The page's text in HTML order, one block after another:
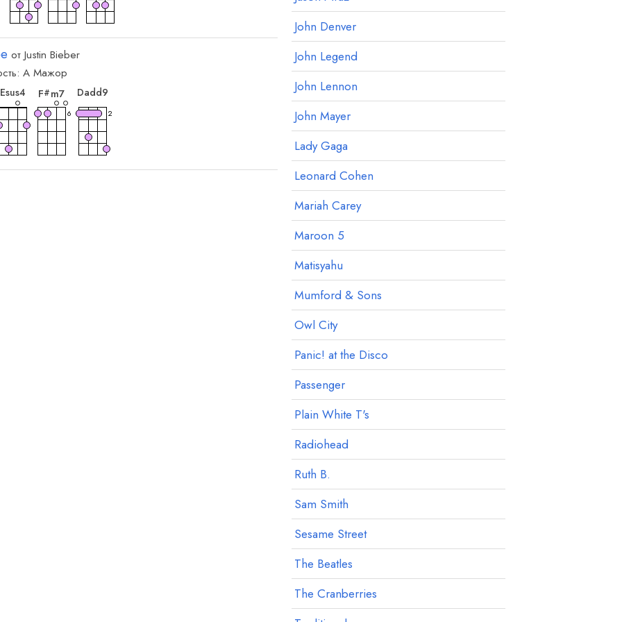
от Justin Bieber
A Мажор
Esus4
аккорд
F#m7
аккорд
6
Dadd9
2
John Denver
John Legend
John Lennon
John Mayer
Lady Gaga
Leonard Cohen
Mariah Carey
Maroon 5
Matisyahu
Mumford & Sons
Owl City
Panic! at the Disco
Passenger
Plain White T's
Radiohead
Ruth B.
Sam Smith
Sesame Street
The Beatles
The Cranberries